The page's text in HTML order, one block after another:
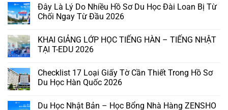
Đây Là Lý Do Nhiều Hồ Sơ Du Học Đài Loan Bị Từ
Chối Ngay Từ Đầu 2026
KHAI GIẢNG LỚP HỌC TIẾNG HÀN – TIẾNG NHẬT
TẠI T-EDU 2026
Checklist 17 Loại Giấy Tờ Cần Thiết Trong Hồ Sơ
Du Học Hàn Quốc 2026
Du Học Nhật Bản – Học Bổng Nhà Hàng ZENSHO